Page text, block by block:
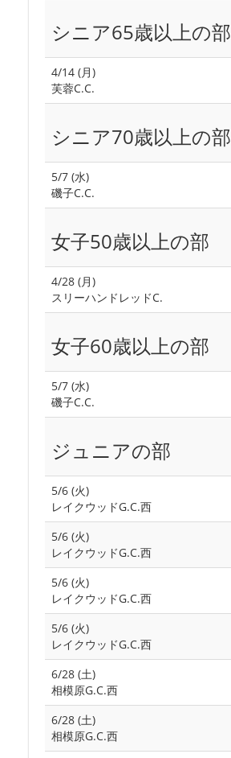
シニア65歳以上の部
4/14 (月)
芙蓉C.C.
シニア70歳以上の部
5/7 (水)
磯子C.C.
女子50歳以上の部
4/28 (月)
スリーハンドレッドC.
女子60歳以上の部
5/7 (水)
磯子C.C.
ジュニアの部
5/6 (火)
レイクウッドG.C.西
5/6 (火)
レイクウッドG.C.西
5/6 (火)
レイクウッドG.C.西
5/6 (火)
レイクウッドG.C.西
6/28 (土)
相模原G.C.西
6/28 (土)
相模原G.C.西